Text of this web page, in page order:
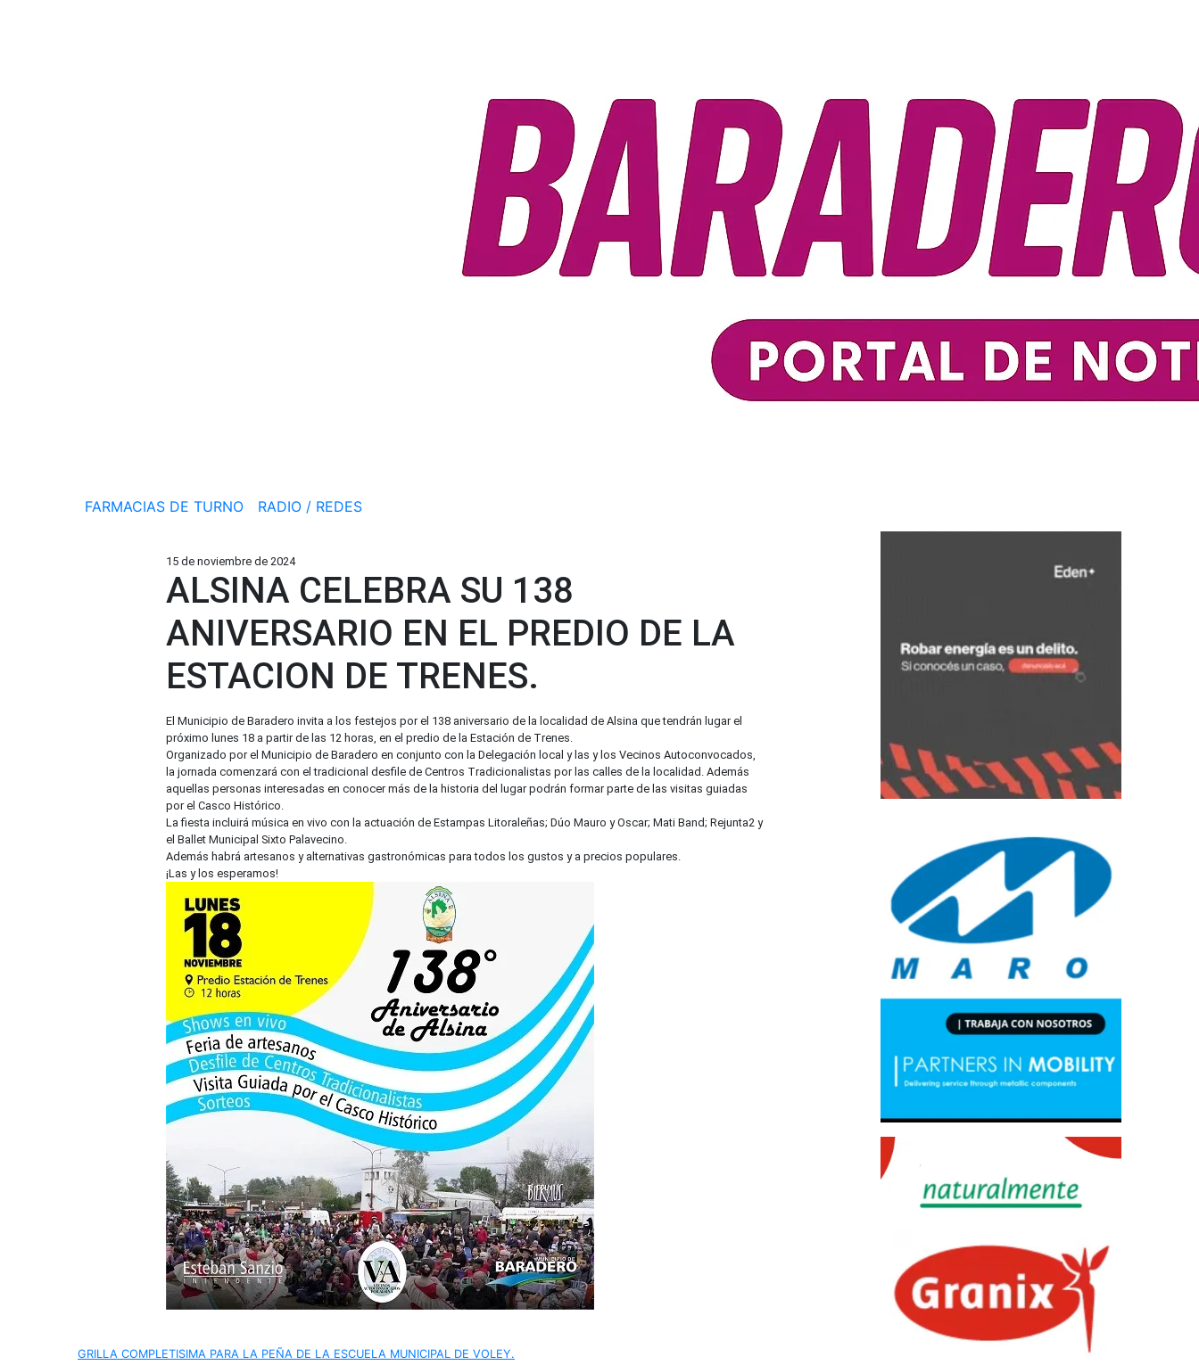
FARMACIAS DE TURNO RADIO / REDES
15 de noviembre de 2024
ALSINA CELEBRA SU 138
ANIVERSARIO EN EL PREDIO DE LA
ESTACION DE TRENES.
El Municipio de Baradero invita a los festejos por el 138 aniversario de la localidad de Alsina que tendrán lugar el
próximo lunes 18 a partir de las 12 horas, en el predio de la Estación de Trenes.
Organizado por el Municipio de Baradero en conjunto con la Delegación local y las y los Vecinos Autoconvocados,
la jornada comenzará con el tradicional desfile de Centros Tradicionalistas por las calles de la localidad. Además
aquellas personas interesadas en conocer más de la historia del lugar podrán formar parte de las visitas guiadas
por el Casco Histórico.
La fiesta incluirá música en vivo con la actuación de Estampas Litoraleñas; Dúo Mauro y Oscar; Mati Band; Rejunta2 y
el Ballet Municipal Sixto Palavecino.
Además habrá artesanos y alternativas gastronómicas para todos los gustos y a precios populares.
¡Las y los esperamos!
GRILLA COMPLETISIMA PARA LA PEÑA DE LA ESCUELA MUNICIPAL DE VOLEY.